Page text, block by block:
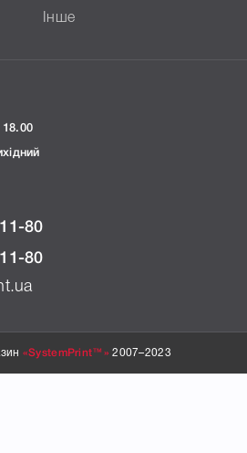
Інше
80
80
«SystemPrint™» 2007–2023